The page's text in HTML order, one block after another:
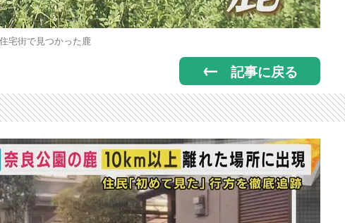
住宅街で見つかった鹿
記事に戻る